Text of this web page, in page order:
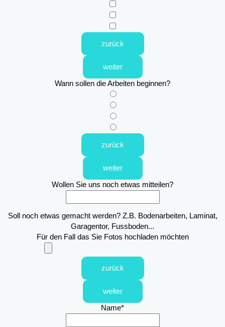
zurück
weiter
Wann sollen die Arbeiten beginnen?
zurück
weiter
Wollen Sie uns noch etwas mitteilen?
Soll noch etwas gemacht werden? Z.B. Bodenarbeiten, Laminat,
Garagentor, Fussboden...
Für den Fall das Sie Fotos hochladen möchten
zurück
weiter
Name*